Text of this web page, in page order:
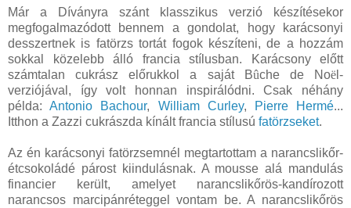
Már a Díványra szánt klasszikus verzió készítésekor
megfogalmazódott bennem a gondolat, hogy karácsonyi
desszertnek is fatörzs tortát fogok készíteni, de a hozzám
sokkal közelebb álló francia stílusban. Karácsony előtt
számtalan cukrász előrukkol a saját Bûche de Noë l-
verziójával, így volt honnan inspirálódni. Csak néhány
példa:Antonio Bachour, William Curley, Pierre Hermé...
Itthon a Zazzi cukrászda kínált francia stílusú fatörzseket.
Az én karácsonyi fatörzsemnél megtartottam a narancslikőr-
étcsokoládé párost kiindulásnak. A mousse alá mandulás
financier került, amelyet narancslikőrös-kandírozott
narancsos marcipánréteggel vontam be. A narancslikőrös